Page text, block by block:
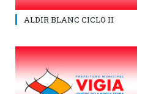
ALDIR BLANC CICLO II